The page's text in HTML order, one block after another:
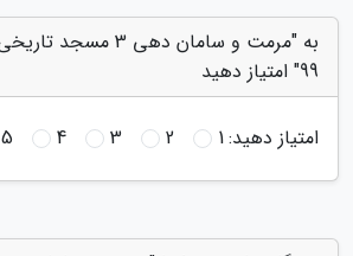
به "مرمت و سامان دهی
99" امتیاز دهید
امتیاز دهید:1
2
3
4
5